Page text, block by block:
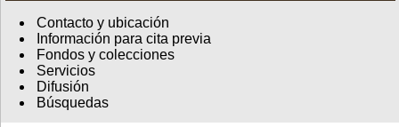
Contacto y ubicación
Información para cita previa
Fondos y colecciones
Servicios
Difusión
Búsquedas